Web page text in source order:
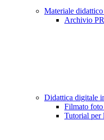
Materiale didattico
Archivio
Didattica digitale
Filmato foto
Tutorial per